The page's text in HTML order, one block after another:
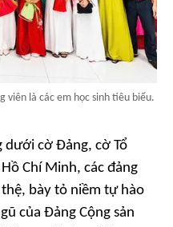
viên là các em học sinh tiêu biểu.
dưới cờ Đảng, cờ Tổ
Chí Minh, các đảng
bày tỏ niềm tự hào
của Đảng Cộng sản